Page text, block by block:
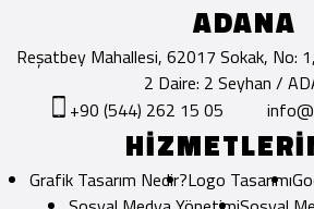
ADANA
Reşatbey Mahallesi, 62017 Sokak, No:
2 Daire: 2 Seyhan /
+90 (544) 262 15 05
Grafik Tasarım Nedir?Logo Tasarımı